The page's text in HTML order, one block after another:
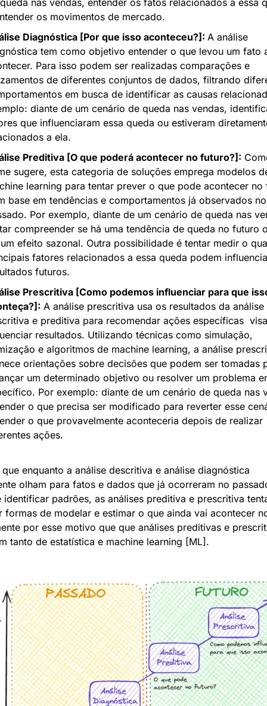
os movimentos de mercado.
Diagnóstica [Por que isso aconteceu?]: A análise
tem como objetivo entender o que levou um fato
Para isso podem ser realizadas comparações e
de diferentes conjuntos de dados, filtrando
em busca de identificar as causas
diante de um cenário de queda nas vendas,
que influenciaram essa queda ou estiveram
a ela.
Preditiva [O que poderá acontecer no futuro?]:
sugere, esta categoria de soluções emprega modelos
learning para tentar prever o que pode acontecer no
base em tendências e comportamentos já observados no
Por exemplo, diante de um cenário de queda nas
compreender se há uma tendência de queda no futuro
efeito sazonal. Outra possibilidade é tentar medir o
fatores relacionados a essa queda podem
futuros.
Prescritiva [Como podemos influenciar para que
A análise prescritiva usa os resultados da análise
e preditiva para recomendar ações específicas
resultados. Utilizando técnicas como simulação,
e algoritmos de machine learning, a análise
orientações sobre decisões que podem ser tomadas
um determinado objetivo ou resolver um problema
Por exemplo: diante de um cenário de queda nas
o que precisa ser modificado para reverter esse
o que provavelmente aconteceria depois de realizar
ações.
que enquanto a análise descritiva e análise diagnóstica
olham para fatos e dados que já ocorreram no
identificar padrões, as análises preditiva e prescritiva
formas de modelar e estimar o que ainda vai acontecer
por esse motivo que que análises preditivas e
tanto de estatística e machine learning [ML].